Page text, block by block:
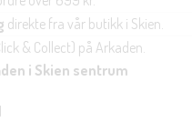
direkte fra vår butikk i Skien.
& Collect) på Arkaden.
i Skien sentrum